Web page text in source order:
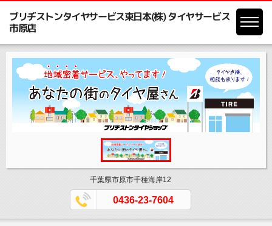
ブリヂストンタイヤサービス東日本(株) タイヤサービス
市原店
千葉県市原市千種海岸12
0436-23-7604